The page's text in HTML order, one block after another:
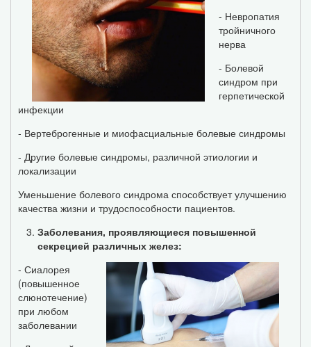
- Невропатия
тройничного
нерва
- Болевой
синдром при
герпетической
инфекции
- Вертеброгенные и миофасциальные болевые синдромы
- Другие болевые синдромы, различной этиологии и
локализации
Уменьшение болевого синдрома способствует улучшению
качества жизни и трудоспособности пациентов.
Заболевания, проявляющиеся повышенной
секрецией различных желез:
- Сиалорея
(повышенное
слюнотечение)
при любом
заболевании